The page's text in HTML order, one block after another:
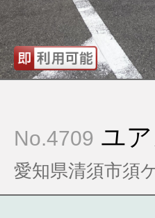
No.4709 ユ
愛知県清須市須